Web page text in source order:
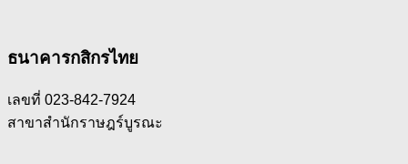
ธนาคารกสิกรไทย
เลขที่ 023-842-7924
สาขาสำนักราษฎร์บูรณะ